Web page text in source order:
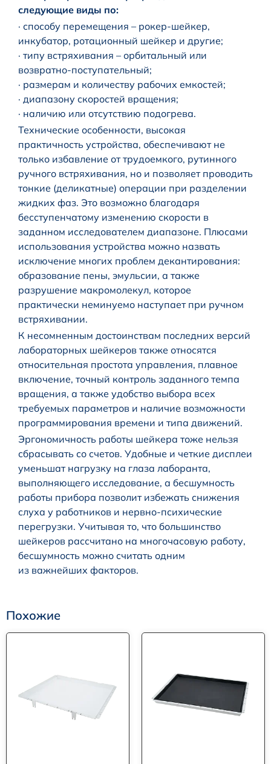
следующие виды по:
· способу перемещения – рокер-шейкер,
инкубатор, ротационный шейкер и другие;
· типу встряхивания – орбитальный или
возвратно-поступательный;
· размерам и количеству рабочих емкостей;
· диапазону скоростей вращения;
· наличию или отсутствию подогрева.
Технические особенности, высокая
практичность устройства, обеспечивают не
только избавление от трудоемкого, рутинного
ручного встряхивания, но и позволяет проводить
тонкие (деликатные) операции при разделении
жидких фаз. Это возможно благодаря
бесступенчатому изменению скорости в
заданном исследователем диапазоне. Плюсами
использования устройства можно назвать
исключение многих проблем декантирования:
образование пены, эмульсии, а также
разрушение макромолекул, которое
практически неминуемо наступает при ручном
встряхивании.
К несомненным достоинствам последних версий
лабораторных шейкеров также относятся
относительная простота управления, плавное
включение, точный контроль заданного темпа
вращения, а также удобство выбора всех
требуемых параметров и наличие возможности
программирования времени и типа движений.
Эргономичность работы шейкера тоже нельзя
сбрасывать со счетов. Удобные и четкие дисплеи
уменьшат нагрузку на глаза лаборанта,
выполняющего исследование, а бесшумность
работы прибора позволит избежать снижения
слуха у работников и нервно-психические
перегрузки. Учитывая то, что большинство
шейкеров рассчитано на многочасовую работу,
бесшумность можно считать одним
из важнейших факторов.
Похожие